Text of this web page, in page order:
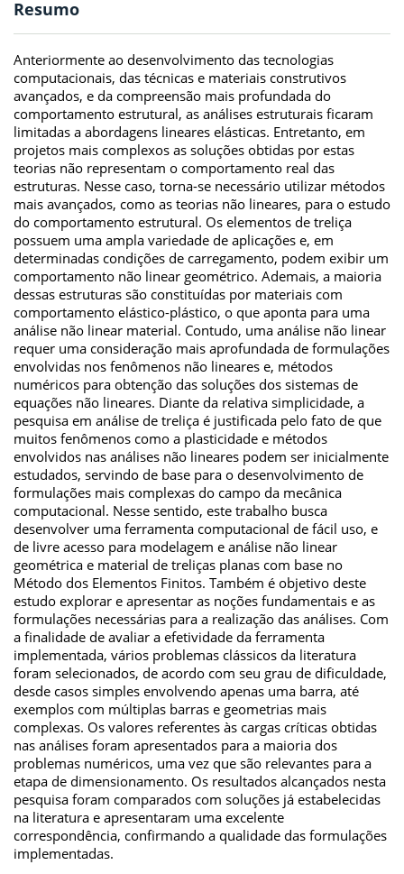
Resumo
Anteriormente ao desenvolvimento das tecnologias
computacionais, das técnicas e materiais construtivos
avançados, e da compreensão mais profundada do
comportamento estrutural, as análises estruturais ficaram
limitadas a abordagens lineares elásticas. Entretanto, em
projetos mais complexos as soluções obtidas por estas
teorias não representam o comportamento real das
estruturas. Nesse caso, torna-se necessário utilizar métodos
mais avançados, como as teorias não lineares, para o estudo
do comportamento estrutural. Os elementos de treliça
possuem uma ampla variedade de aplicações e, em
determinadas condições de carregamento, podem exibir um
comportamento não linear geométrico. Ademais, a maioria
dessas estruturas são constituídas por materiais com
comportamento elástico-plástico, o que aponta para uma
análise não linear material. Contudo, uma análise não linear
requer uma consideração mais aprofundada de formulações
envolvidas nos fenômenos não lineares e, métodos
numéricos para obtenção das soluções dos sistemas de
equações não lineares. Diante da relativa simplicidade, a
pesquisa em análise de treliça é justificada pelo fato de que
muitos fenômenos como a plasticidade e métodos
envolvidos nas análises não lineares podem ser inicialmente
estudados, servindo de base para o desenvolvimento de
formulações mais complexas do campo da mecânica
computacional. Nesse sentido, este trabalho busca
desenvolver uma ferramenta computacional de fácil uso, e
de livre acesso para modelagem e análise não linear
geométrica e material de treliças planas com base no
Método dos Elementos Finitos. Também é objetivo deste
estudo explorar e apresentar as noções fundamentais e as
formulações necessárias para a realização das análises. Com
a finalidade de avaliar a efetividade da ferramenta
implementada, vários problemas clássicos da literatura
foram selecionados, de acordo com seu grau de dificuldade,
desde casos simples envolvendo apenas uma barra, até
exemplos com múltiplas barras e geometrias mais
complexas. Os valores referentes às cargas críticas obtidas
nas análises foram apresentados para a maioria dos
problemas numéricos, uma vez que são relevantes para a
etapa de dimensionamento. Os resultados alcançados nesta
pesquisa foram comparados com soluções já estabelecidas
na literatura e apresentaram uma excelente
correspondência, confirmando a qualidade das formulações
implementadas.